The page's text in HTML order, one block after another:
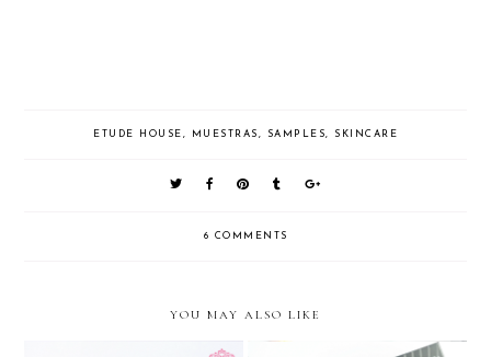
ETUDE HOUSE MUESTRAS SAMPLES SKINCARE
6 COMMENTS
YOU MAY ALSO LIKE